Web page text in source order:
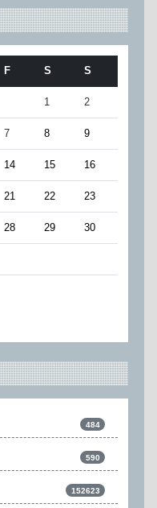
F S S
1 2
7 8 9
14 15 16
21 22 23
28 29 30
484
590
152623